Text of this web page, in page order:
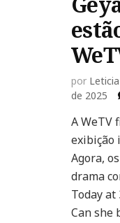
por
de 2025
A WeTV
exibição
Agora,
drama
Today at
Can she